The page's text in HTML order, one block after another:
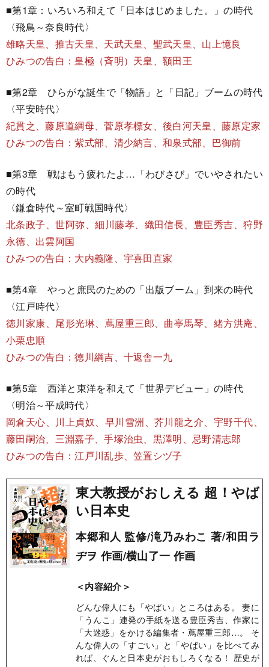
■第1章：いろいろ和えて「日本はじめました。」の時代
〈飛鳥～奈良時代〉
雄略天皇、推古天皇、天武天皇、聖武天皇、山上憶良
ひみつの告白：皇極（斉明）天皇、額田王
■第2章 ひらがな誕生で「物語」と「日記」ブームの時代
〈平安時代〉
紀貫之、藤原道綱母、菅原孝標女、後白河天皇、藤原定家
ひみつの告白：紫式部、清少納言、和泉式部、巴御前
■第3章 戦はもう疲れたよ…「わびさび」でいやされたい
の時代
〈鎌倉時代～室町戦国時代〉
北条政子、世阿弥、細川藤孝、織田信長、豊臣秀吉、狩野
永徳、出雲阿国
ひみつの告白：大内義隆、宇喜田直家
■第4章 やっと庶民のための「出版ブーム」到来の時代
〈江戸時代〉
徳川家康、尾形光琳、蔦屋重三郎、曲亭馬琴、緒方洪庵、
小栗忠順
ひみつの告白：徳川綱吉、十返舎一九
■第5章 西洋と東洋を和えて「世界デビュー」の時代
〈明治～平成時代〉
岡倉天心、川上貞奴、早川雪洲、芥川龍之介、宇野千代、
藤田嗣治、三淵嘉子、手塚治虫、黒澤明、忌野清志郎
ひみつの告白：江戸川乱歩、笠置シヅ子
東大教授がおしえる 超！やば
い日本史
本郷和人 監修/滝乃みわこ 著/和田ラ
ヂヲ 作画/横山了一 作画
＜内容紹介＞
どんな偉人にも「やばい」ところはある。 妻に
「うんこ」連発の手紙を送る豊臣秀吉、作家に
「大迷惑」をかける編集者・蔦屋重三郎…。 そ
んな偉人の「すごい」と「やばい」を比べてみ
れば、ぐんと日本史がおもしろくなる！ 歴史が